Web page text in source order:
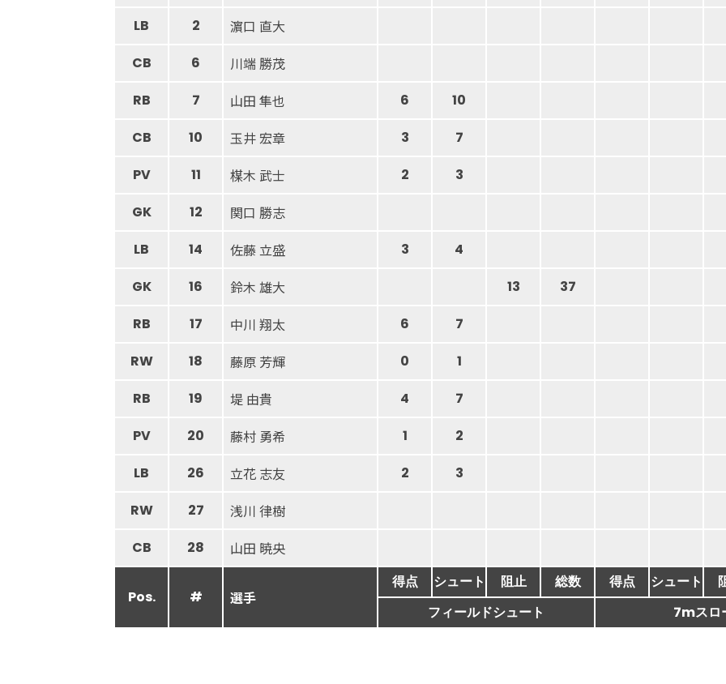
LB 2 濵口 直大
CB 6 川端 勝茂
RB 7 山田 隼也 6
10
CB
10 玉井 宏章 3
7
PV
11 楳木 武士 2
3
GK
12 関口 勝志
LB 14 佐藤 立盛 3
4
GK
16 鈴木 雄大 13
37
RB
17 中川 翔太 6
7
RW
18 藤原 芳輝 0
1
RB
19 堤 由貴 4
7
PV
20 藤村 勇希 1
2
LB
26 立花 志友 2
3
RW
27 浅川 律樹
CB 28 山田 暁央
Pos. # 選手
得点 シュート 阻止 総数 得点 シュート
フィールドシュート
7mスロ